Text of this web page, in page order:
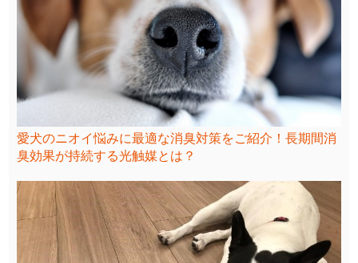
愛犬のニオイ悩みに最適な消臭対策をご紹介！長期間消
臭効果が持続する光触媒とは？